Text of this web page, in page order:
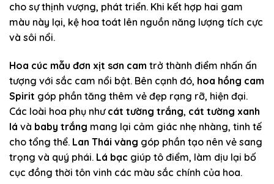
cho sự thịnh vượng, phát triển. Khi kết hợp hai gam
màu này lại, kệ hoa toát lên nguồn năng lượng tích cực
và sôi nổi.
Hoa cúc mẫu đơn xịt sơn cam trở thành điểm nhấn ấn
tượng với sắc cam nổi bật. Bên cạnh đó, hoa hồng cam
Spirit góp phần tăng thêm vẻ đẹp rạng rỡ, hiện đại.
Các loài hoa phụ như cát tường trắng, cát tường xanh
lá và baby trắng mang lại cảm giác nhẹ nhàng, tinh tế
cho tổng thể. Lan Thái vàng góp phần tạo nên vẻ sang
trọng và quý phái. Lá bạc giúp tô điểm, làm dịu lại bố
cục đồng thời tôn vinh các màu sắc chính của hoa.